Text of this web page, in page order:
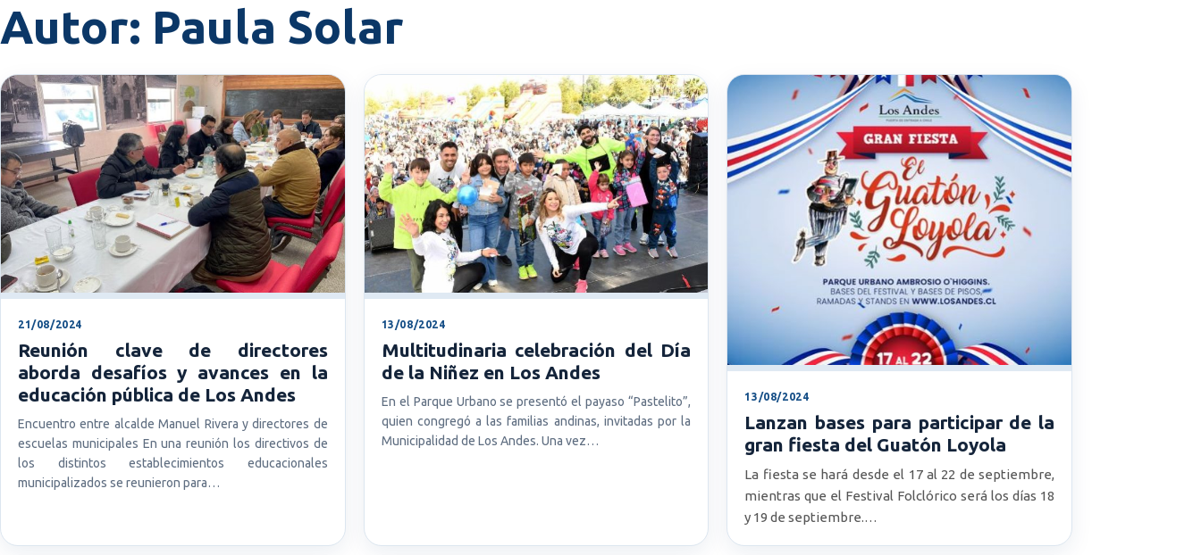
Autor: Paula Solar
21/08/2024
Reunión clave de directores
aborda desafíos y avances en la
educación pública de Los Andes
Encuentro entre alcalde Manuel Rivera y directores de
escuelas municipales En una reunión los directivos de
los distintos establecimientos educacionales
municipalizados se reunieron para…
13/08/2024
Multitudinaria celebración del Día
de la Niñez en Los Andes
En el Parque Urbano se presentó el payaso “Pastelito”,
quien congregó a las familias andinas, invitadas por la
Municipalidad de Los Andes. Una vez…
13/08/2024
Lanzan bases para participar de la
gran fiesta del Guatón Loyola
La fiesta se hará desde el 17 al 22 de septiembre,
mientras que el Festival Folclórico será los días 18
y 19 de septiembre.…